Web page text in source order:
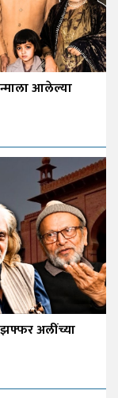
आलेल्या
अलींच्या